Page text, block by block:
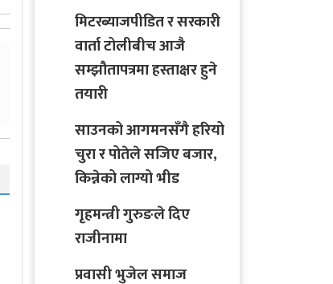
मिटरब्याजपीडित र सरकारी
वार्ता टोलीबीच आजै
सम्झौतापत्रमा हस्ताक्षर हुने
तयारी
साउनको आगमनसँगै हरियो
चुरा र पोतेले सजिए बजार,
किन्नेको लाग्यो भीड
गृहमन्त्री गुरुङले दिए
राजीनामा
प्रवासी भुजेल समाज